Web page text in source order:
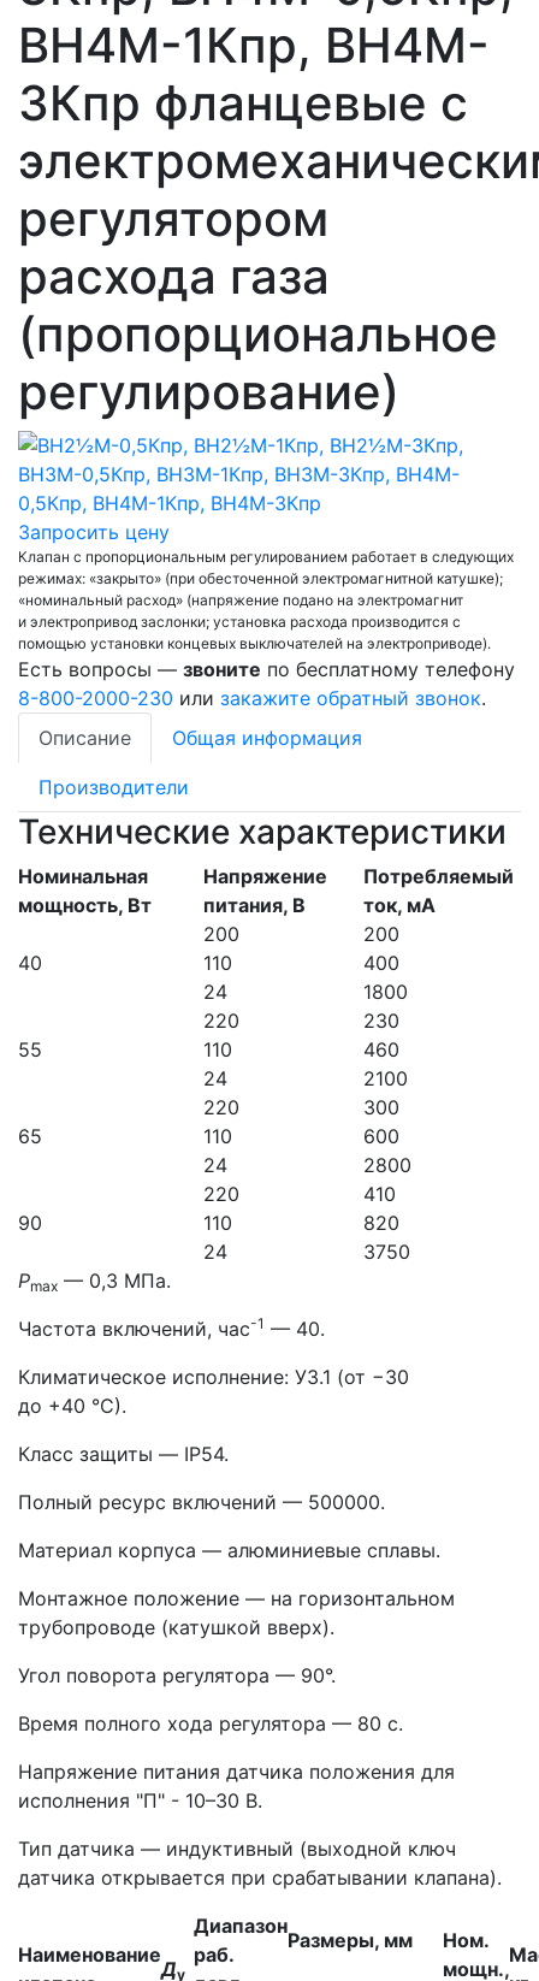
ВН4M-1Кпр, ВН4M-
3Кпр фланцевые с
регулятором
расхода газа
(пропорциональное
регулирование)
Запросить цену
Клапан с пропорциональным регулированием работает в следующих
режимах: «закрыто» (при обесточенной электромагнитной катушке);
«номинальный расход» (напряжение подано на электромагнит
и электропривод заслонки; установка расхода производится с
помощью установки концевых выключателей на электроприводе).
Есть вопросы — звоните по бесплатному телефону
8-800-2000-230 или закажите обратный звонок.
Описание
Общая информация
Производители
Технические характеристики
Номинальная
мощность, Вт
Напряжение
питания, В
Потребляемый
ток, мА
40
200
200
110
400
24
1800
55
220
230
110
460
24
2100
65
220
300
110
600
24
2800
90
220
410
110
820
24
3750
Pmax — 0,3 МПа.
Частота включений, час-1 — 40.
Климатическое исполнение: У3.1 (от −30
до +40 °С).
Класс защиты — IP54.
Полный ресурс включений — 500000.
Материал корпуса — алюминиевые сплавы.
Монтажное положение — на горизонтальном
трубопроводе (катушкой вверх).
Угол поворота регулятора — 90°.
Время полного хода регулятора — 80 с.
Напряжение питания датчика положения для
исполнения "П" - 10–30 В.
Тип датчика — индуктивный (выходной ключ
датчика открывается при срабатывании клапана).
Наименование
Ду
Диапазон
раб.
Размеры, мм
Ном.
мощн.,